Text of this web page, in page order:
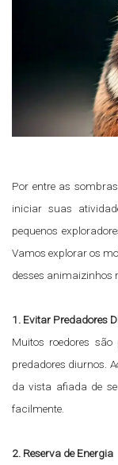
Por entre as
iniciar suas
pequenos
Vamos explorar os
desses animaizinhos
1. Evitar Predadores
Muitos roedores
predadores diurnos.
da vista afiada de
facilmente.
2. Reserva de Energia